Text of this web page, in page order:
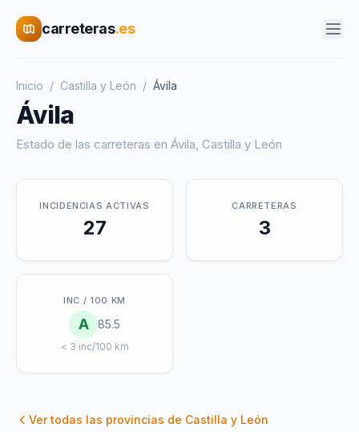
carreteras.es
Inicio / Castilla y León / Ávila
Ávila
Estado de las carreteras en Ávila, Castilla y León
INCIDENCIAS ACTIVAS
27
CARRETERAS
3
INC / 100 KM
A 85.5
< 3 inc/100 km
Ver todas las provincias de Castilla y León